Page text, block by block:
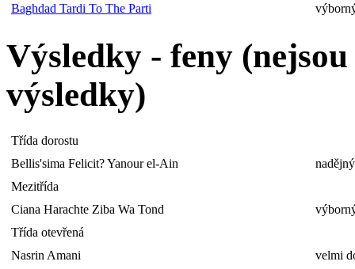
Baghdad Tardi To The Parti
Výsledky - feny
výsledky)
Třída dorostu
Bellis'sima Felicit? Yanour el-Ain
Mezitřída
Ciana Harachte Ziba Wa Tond
Třída otevřená
Nasrin Amani
velmi